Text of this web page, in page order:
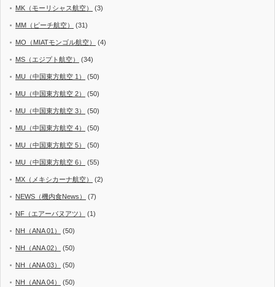
MK（モーリシャス航空） (3)
MM（ピーチ航空） (31)
MO（MIATモンゴル航空） (4)
MS（エジプト航空） (34)
MU（中国東方航空 1） (50)
MU（中国東方航空 2） (50)
MU（中国東方航空 3） (50)
MU（中国東方航空 4） (50)
MU（中国東方航空 5） (50)
MU（中国東方航空 6） (55)
MX（メキシカーナ航空） (2)
NEWS（機内食News） (7)
NF（エアーバヌアツ） (1)
NH（ANA 01） (50)
NH（ANA 02） (50)
NH（ANA 03） (50)
NH（ANA 04） (50)